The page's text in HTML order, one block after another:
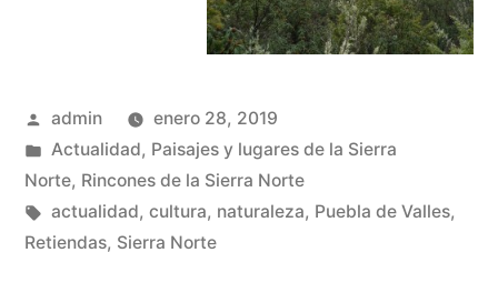
Publicado
por
admin
enero 28, 2019
Publicado
en
Actualidad, Paisajes y lugares de la Sierra
Norte, Rincones de la Sierra Norte
Etiquetas:
actualidad, cultura, naturaleza, Puebla de Valles,
Retiendas, Sierra Norte